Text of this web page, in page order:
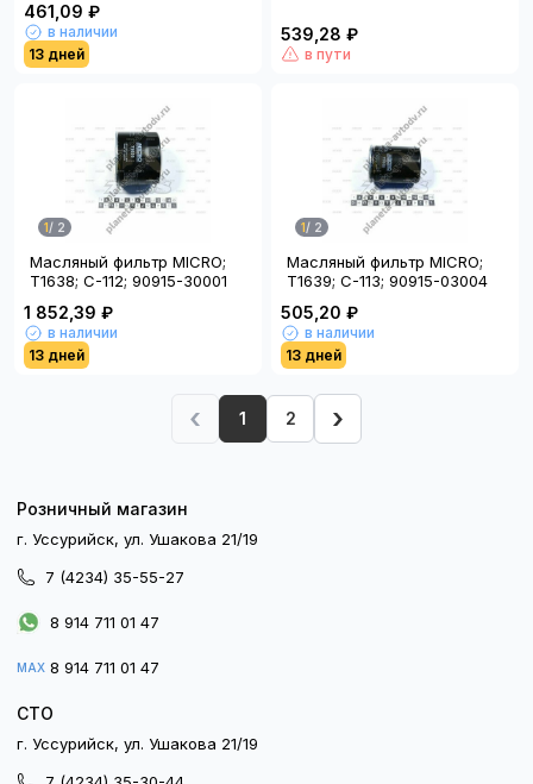
461,09 ₽
в наличии
13 дней
539,28 ₽
в пути
1/ 2
Масляный фильтр MICRO;
T1638; C-112; 90915-30001
1 852,39 ₽
в наличии
13 дней
1/ 2
Масляный фильтр MICRO;
T1639; C-113; 90915-03004
505,20 ₽
в наличии
13 дней
‹ 1 2 ›
Розничный магазин
г. Уссурийск, ул. Ушакова 21/19
7 (4234) 35-55-27
8 914 711 01 47
MAX 8 914 711 01 47
СТО
г. Уссурийск, ул. Ушакова 21/19